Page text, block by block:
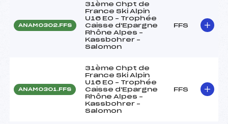
ANAM0302.FFS
31ème Chpt de
France Ski Alpin
U16 EO – Trophée
Caisse d'Epargne
Rhône Alpes –
Kassbohrer –
Salomon
FFS
ANAM0301.FFS
31ème Chpt de
France Ski Alpin
U16 EO – Trophée
Caisse d'Epargne
Rhône Alpes –
Kassbohrer –
Salomon
FFS